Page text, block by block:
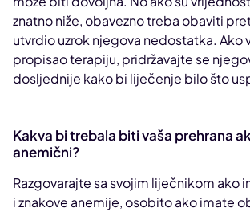
znatno niže, obavezno treba obaviti
utvrdio uzrok njegova nedostatka. Ako
propisao terapiju, pridržavajte se
dosljednije kako bi liječenje bilo što
Kakva bi trebala biti vaša prehrana
anemični?
Razgovarajte sa svojim liječnikom ako
i znakove anemije, osobito ako imate